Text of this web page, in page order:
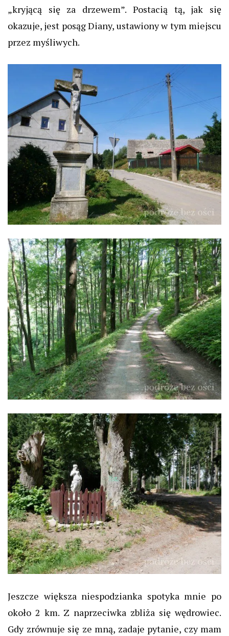
„kryjącą się za drzewem”. Postacią tą, jak się
okazuje, jest posąg Diany, ustawiony w tym miejscu
przez myśliwych.
Jeszcze większa niespodzianka spotyka mnie po
około 2 km. Z naprzeciwka zbliża się wędrowiec.
Gdy zrównuje się ze mną, zadaje pytanie, czy mam